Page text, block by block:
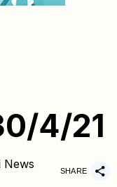
4/21
News SHARE